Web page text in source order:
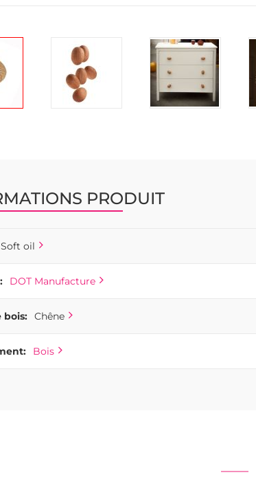
PRODUIT
Soft oil
DOT Manufacture
bois: Chêne
Bois